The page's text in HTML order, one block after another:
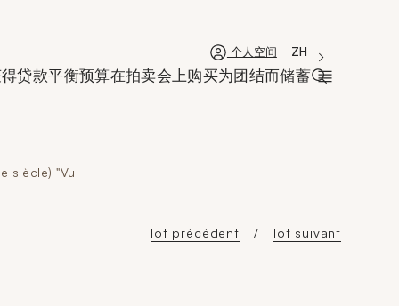
新窗口个人空间 'Choisir une
La langue
ZH
贷款平衡预算在拍卖会上购买为团结而储蓄
siècle) "Vu
lot précédent lot suivant